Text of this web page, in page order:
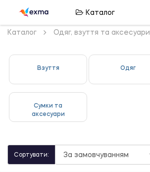
Каталог
Каталог Одяг, взуття та аксесуари
Взуття Одяг
Сумки та
аксесуари
Сортувати: